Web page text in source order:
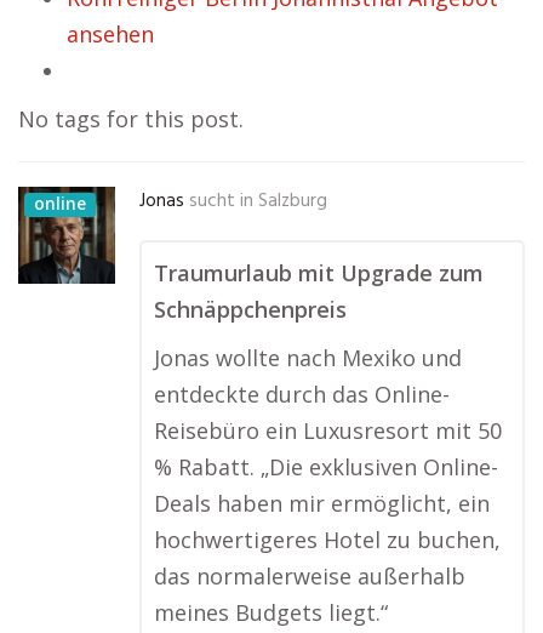
ansehen
No tags for this post.
online Jonas sucht in Salzburg
Traumurlaub mit Upgrade zum
Schnäppchenpreis
Jonas wollte nach Mexiko und
entdeckte durch das Online-
Reisebüro ein Luxusresort mit 50
% Rabatt. „Die exklusiven Online-
Deals haben mir ermöglicht, ein
hochwertigeres Hotel zu buchen,
das normalerweise außerhalb
meines Budgets liegt.“